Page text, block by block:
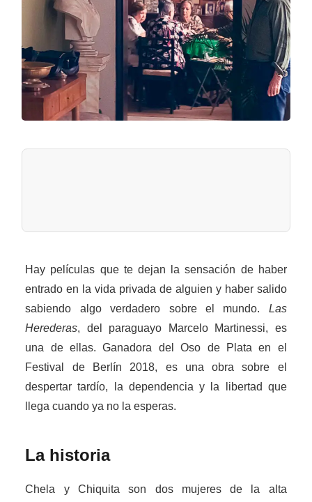
Hay películas que te dejan la sensación de haber
entrado en la vida privada de alguien y haber salido
sabiendo algo verdadero sobre el mundo. Las
Herederas, del paraguayo Marcelo Martinessi, es
una de ellas. Ganadora del Oso de Plata en el
Festival de Berlín 2018, es una obra sobre el
despertar tardío, la dependencia y la libertad que
llega cuando ya no la esperas.
La historia
Chela y Chiquita son dos mujeres de la alta